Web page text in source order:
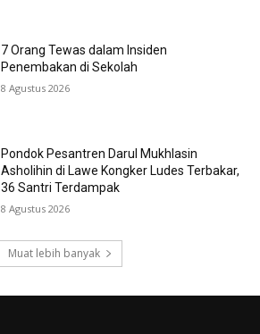
7 Orang Tewas dalam Insiden
Penembakan di Sekolah
8 Agustus 2026
Pondok Pesantren Darul Mukhlasin
Asholihin di Lawe Kongker Ludes Terbakar,
36 Santri Terdampak
8 Agustus 2026
Muat lebih banyak